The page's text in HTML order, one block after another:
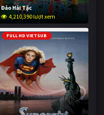
Đảo Hải Tặc
4,210,390 lượt xem
FULL HD VIETSUB